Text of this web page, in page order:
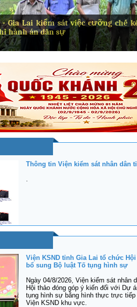
Gia Lai kiểm sát việc cưỡng chế
hành án dân sự
Thông tin Viện kiểm sát nhân dân
.
Viện KSND tỉnh Gia Lai tổ chức
bổ sung Bộ luật Tố tụng hình sự
Ngày 04/8/2026, Viện kiểm sát nhân
Hội thảo đóng góp ý kiến đối với Dự
tụng hình sự bằng hình thực trực
Viện KSND khu vực.